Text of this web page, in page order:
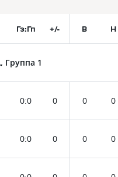
Гз:Гп +/- В Н
Группа 1
0:0 0 0 0
0:0 0 0 0